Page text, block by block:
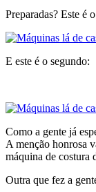
Preparadas? Este é
E este é o segundo:
Como a gente já
A menção honrosa
máquina de costura
Outra que fez a